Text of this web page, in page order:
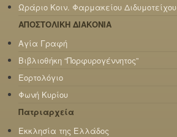
Ωράριο Κοιν. Φαρμακείου Διδυμοτείχου
ΑΠΟΣΤΟΛΙΚΗ ΔΙΑΚΟΝΙΑ
Αγία Γραφή
Βιβλιοθήκη “Πορφυρογέννητος”
Εορτολόγιο
Φωνή Κυρίου
Πατριαρχεία
Εκκλησία της Ελλάδος